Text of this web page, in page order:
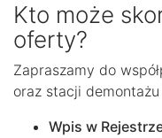
Kto może
oferty?
Zapraszamy do
oraz stacji
Wpis w